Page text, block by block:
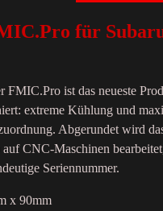
für
FMIC.Pro ist das neueste
extreme Kühlung und
Abgerundet wird
CNC-Maschinen
Seriennummer.
x 90mm